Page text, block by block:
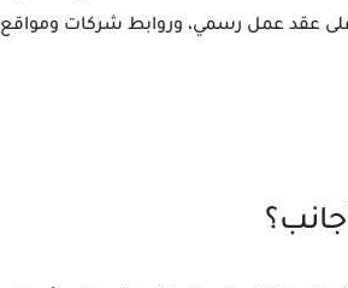
عقد عمل رسمي، وروابط شركات ومواقع